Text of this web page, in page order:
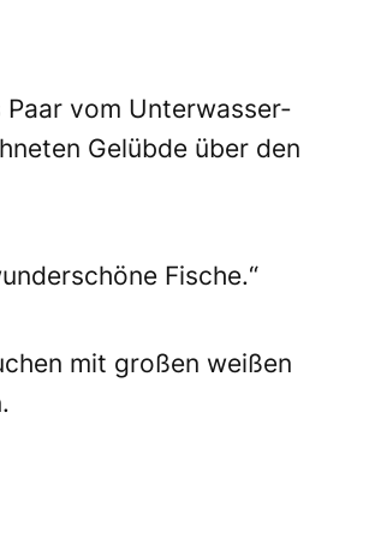
vom Unterwasser-
Gelübde über den
Fische.“
mit großen weißen